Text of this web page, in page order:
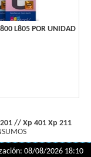
L805 POR UNIDAD
// Xp 401 Xp 211
08/08/2026 18:10